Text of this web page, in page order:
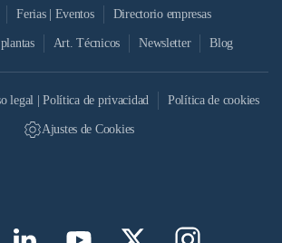
Ferias | Eventos Directorio empresas
Art. Técnicos Newsletter Blog
legal | Política de privacidad Política de cookies
Ajustes de Cookies